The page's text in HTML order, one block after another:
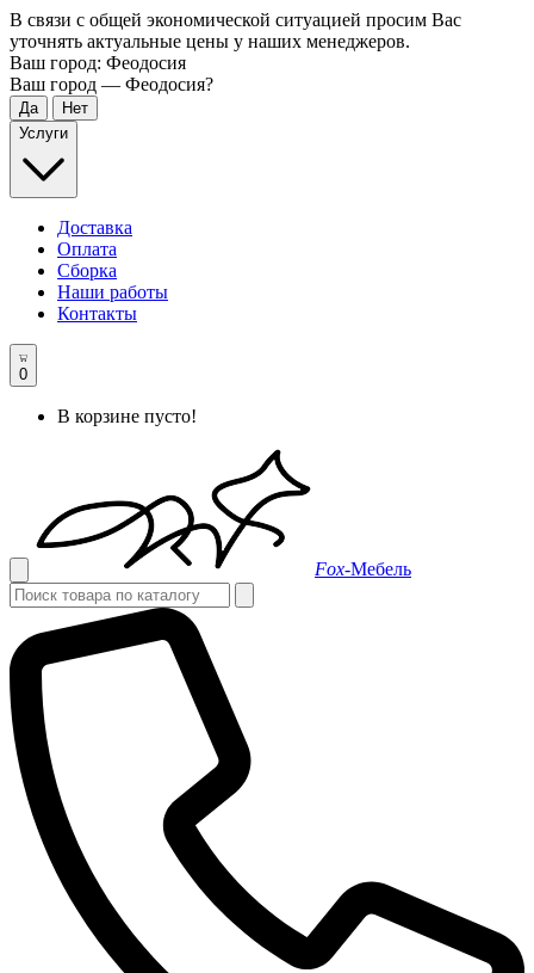
В связи с общей экономической ситуацией просим Вас
уточнять актуальные цены у наших менеджеров.
Ваш город: Феодосия
Ваш город — Феодосия?
Услуги
Доставка
Оплата
Сборка
Наши работы
Контакты
0
В корзине пусто!
Fox-Мебель